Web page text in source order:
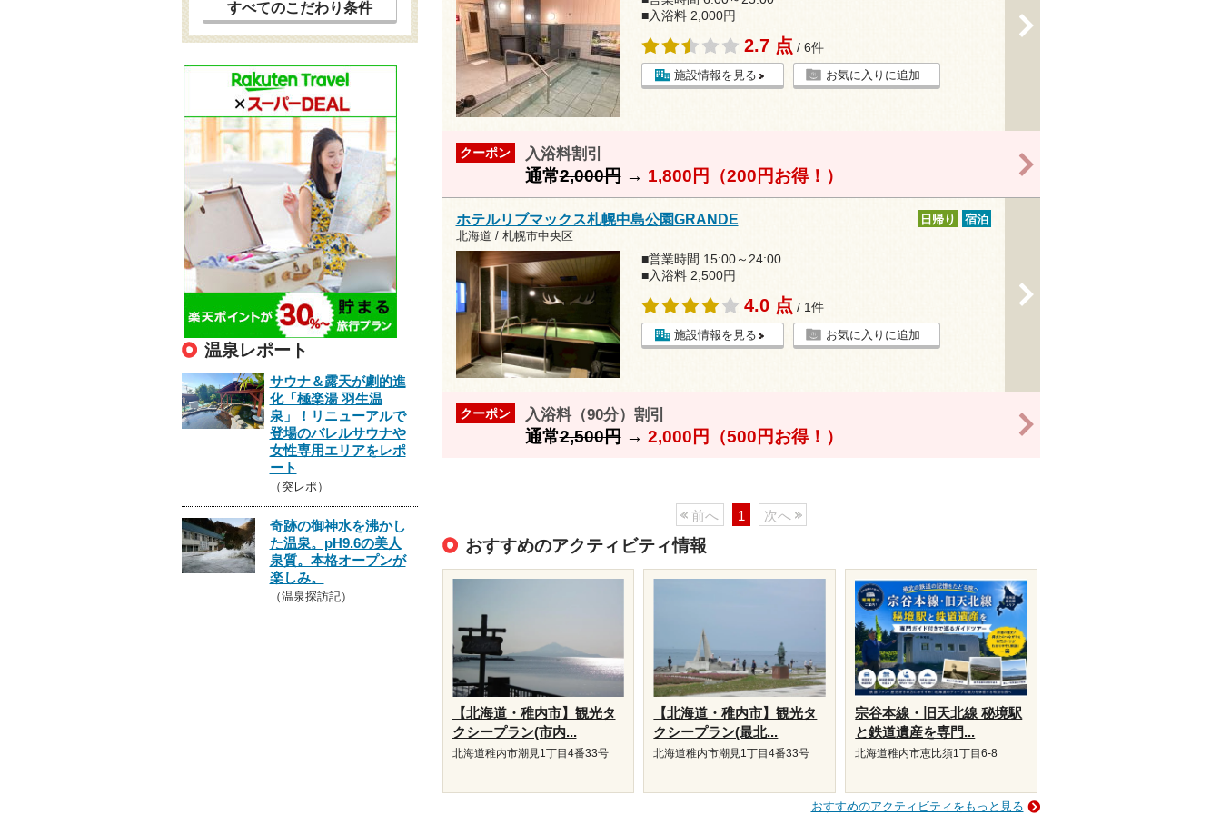
■入浴料 2,000円
2.7 点 / 6件
施設情報を見る お気に入りに追加
クーポン 入浴料割引
通常2,000円→ 1,800円（200円お得！）
ホテルリブマックス札幌中島公園GRANDE
北海道 / 札幌市中央区
日帰り 宿泊
■営業時間 15:00～24:00
■入浴料 2,500円
4.0 点 / 1件
施設情報を見る お気に入りに追加
クーポン 入浴料（90分）割引
通常2,500円→ 2,000円（500円お得！）
前へ 1 次へ
おすすめのアクティビティ情報
【北海道・稚内市】観光タ
クシープラン(市内...
北海道稚内市潮見1丁目4番33号
【北海道・稚内市】観光タ
クシープラン(最北...
北海道稚内市潮見1丁目4番33号
宗谷本線・旧天北線 秘境駅
と鉄道遺産を専門...
北海道稚内市恵比須1丁目6-8
おすすめのアクティビティをもっと見る
すべてのこだわり条件
温泉レポート
サウナ＆露天が劇的進
化「極楽湯 羽生温
泉」！リニューアルで
登場のバレルサウナや
女性専用エリアをレポ
ート
（突レポ）
奇跡の御神水を沸かし
た温泉。pH9.6の美人
泉質。本格オープンが
楽しみ。
（温泉探訪記）